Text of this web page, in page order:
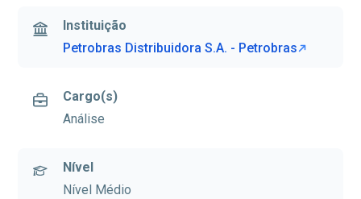
Instituição
Petrobras Distribuidora S.A. - Petrobras
Cargo(s)
Análise
Nível
Nível Médio